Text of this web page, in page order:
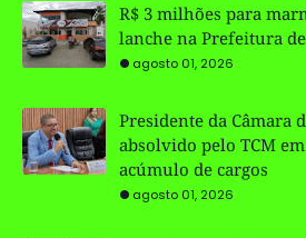
R$ 3 milhões para
lanche na Prefeitura
agosto 01, 2026
Presidente da Câmara
absolvido pelo TCM
acúmulo de cargos
agosto 01, 2026